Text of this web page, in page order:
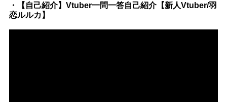
・【自己紹介】Vtuber一問一答自己紹介【新人Vtuber/羽
恋ルルカ】